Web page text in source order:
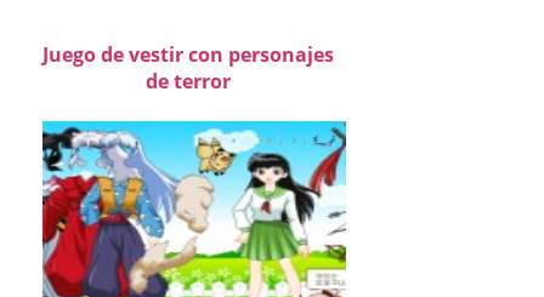
Juego de vestir con personajes
de terror